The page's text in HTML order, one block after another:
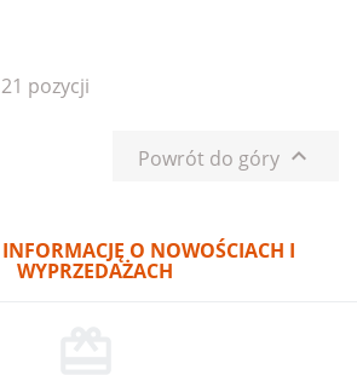
pozycji
Powrót do góry 
O NOWOŚCIACH I
WYPRZEDAŻACH